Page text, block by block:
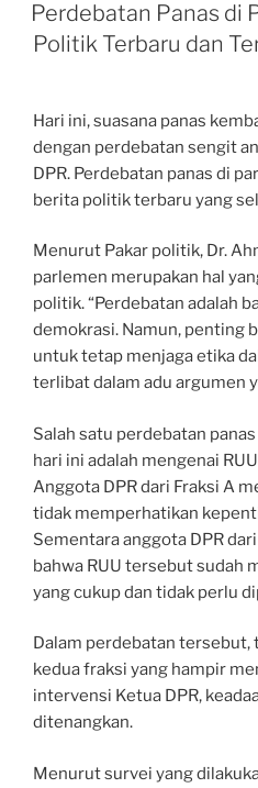
Perdebatan Panas di
Politik Terbaru dan
Hari ini, suasana panas
dengan perdebatan sengit
DPR. Perdebatan panas di
berita politik terbaru yang
Menurut Pakar politik, Dr.
parlemen merupakan hal
politik. “Perdebatan adalah
demokrasi. Namun, penting
untuk tetap menjaga etika
terlibat dalam adu argumen
Salah satu perdebatan
hari ini adalah mengenai
Anggota DPR dari Fraksi A
tidak memperhatikan
Sementara anggota DPR
bahwa RUU tersebut sudah
yang cukup dan tidak perlu
Dalam perdebatan tersebut,
kedua fraksi yang hampir
intervensi Ketua DPR,
ditenangkan.
Menurut survei yang